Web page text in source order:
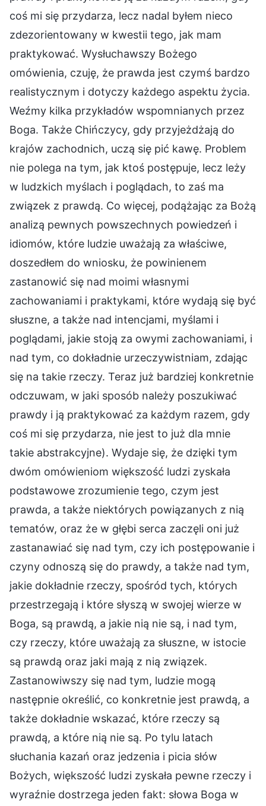
coś mi się przydarza, lecz nadal byłem nieco
zdezorientowany w kwestii tego, jak mam
praktykować. Wysłuchawszy Bożego
omówienia, czuję, że prawda jest czymś bardzo
realistycznym i dotyczy każdego aspektu życia.
Weźmy kilka przykładów wspomnianych przez
Boga. Także Chińczycy, gdy przyjeżdżają do
krajów zachodnich, uczą się pić kawę. Problem
nie polega na tym, jak ktoś postępuje, lecz leży
w ludzkich myślach i poglądach, to zaś ma
związek z prawdą. Co więcej, podążając za Bożą
analizą pewnych powszechnych powiedzeń i
idiomów, które ludzie uważają za właściwe,
doszedłem do wniosku, że powinienem
zastanowić się nad moimi własnymi
zachowaniami i praktykami, które wydają się być
słuszne, a także nad intencjami, myślami i
poglądami, jakie stoją za owymi zachowaniami, i
nad tym, co dokładnie urzeczywistniam, zdając
się na takie rzeczy. Teraz już bardziej konkretnie
odczuwam, w jaki sposób należy poszukiwać
prawdy i ją praktykować za każdym razem, gdy
coś mi się przydarza, nie jest to już dla mnie
takie abstrakcyjne). Wydaje się, że dzięki tym
dwóm omówieniom większość ludzi zyskała
podstawowe zrozumienie tego, czym jest
prawda, a także niektórych powiązanych z nią
tematów, oraz że w głębi serca zaczęli oni już
zastanawiać się nad tym, czy ich postępowanie i
czyny odnoszą się do prawdy, a także nad tym,
jakie dokładnie rzeczy, spośród tych, których
przestrzegają i które słyszą w swojej wierze w
Boga, są prawdą, a jakie nią nie są, i nad tym,
czy rzeczy, które uważają za słuszne, w istocie
są prawdą oraz jaki mają z nią związek.
Zastanowiwszy się nad tym, ludzie mogą
następnie określić, co konkretnie jest prawdą, a
także dokładnie wskazać, które rzeczy są
prawdą, a które nią nie są. Po tylu latach
słuchania kazań oraz jedzenia i picia słów
Bożych, większość ludzi zyskała pewne rzeczy i
wyraźnie dostrzega jeden fakt: słowa Boga w